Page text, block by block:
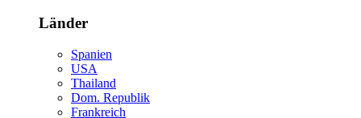
Länder
Spanien
USA
Thailand
Dom. Republik
Frankreich